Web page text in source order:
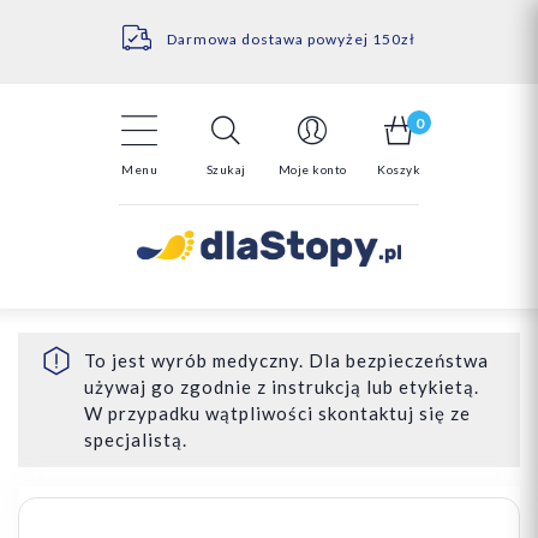
Darmowa dostawa powyżej 150zł
14 Dni na darmowy zwrot*
Menu Szukaj Moje konto
0
Koszyk
To jest wyrób medyczny. Dla bezpieczeństwa
używaj go zgodnie z instrukcją lub etykietą.
W przypadku wątpliwości skontaktuj się ze
specjalistą.